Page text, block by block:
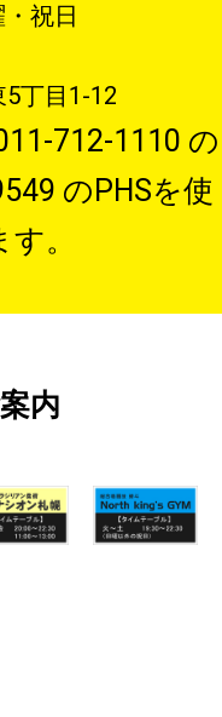
祝日
丁目1-12
712-1110 の
のPHSを使
。
内